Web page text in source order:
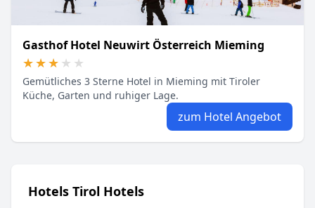
Gasthof Hotel Neuwirt Österreich Mieming
★★★★★
★★★★★
Gemütliches 3 Sterne Hotel in Mieming mit Tiroler
Küche, Garten und ruhiger Lage.
zum Hotel Angebot
Hotels Tirol Hotels